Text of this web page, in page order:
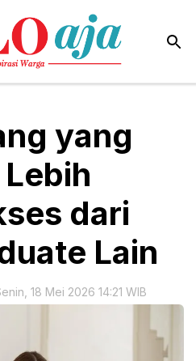
yang
dari
Lain
18 Mei 2026 14:21 WIB